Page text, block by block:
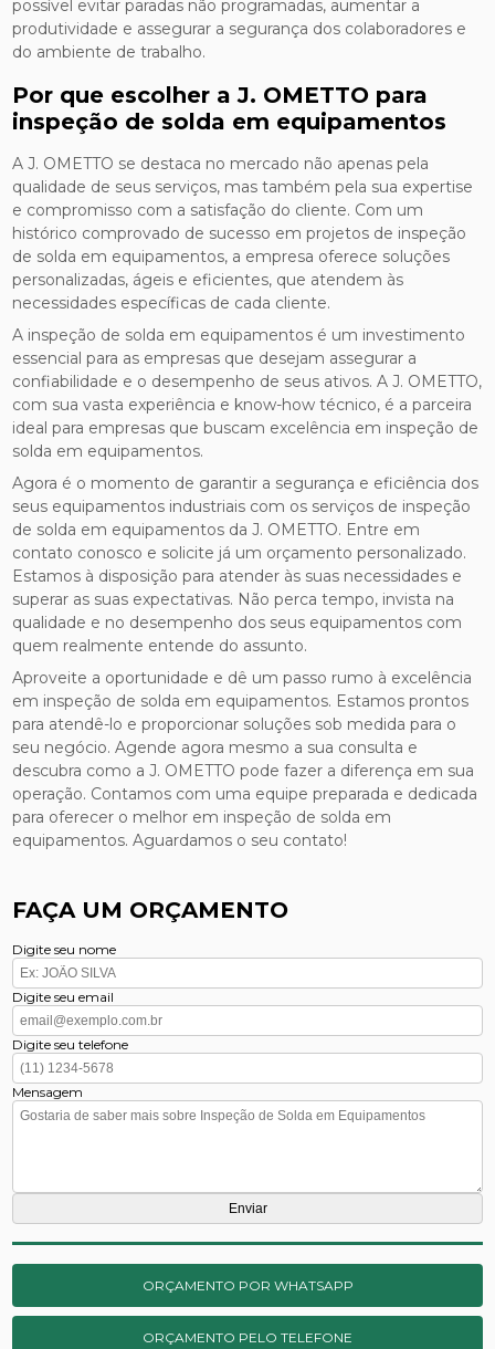
possível evitar paradas não programadas, aumentar a
produtividade e assegurar a segurança dos colaboradores e
do ambiente de trabalho.
Por que escolher a J. OMETTO para
inspeção de solda em equipamentos
A J. OMETTO se destaca no mercado não apenas pela
qualidade de seus serviços, mas também pela sua expertise
e compromisso com a satisfação do cliente. Com um
histórico comprovado de sucesso em projetos de inspeção
de solda em equipamentos, a empresa oferece soluções
personalizadas, ágeis e eficientes, que atendem às
necessidades específicas de cada cliente.
A inspeção de solda em equipamentos é um investimento
essencial para as empresas que desejam assegurar a
confiabilidade e o desempenho de seus ativos. A J. OMETTO,
com sua vasta experiência e know-how técnico, é a parceira
ideal para empresas que buscam excelência em inspeção de
solda em equipamentos.
Agora é o momento de garantir a segurança e eficiência dos
seus equipamentos industriais com os serviços de inspeção
de solda em equipamentos da J. OMETTO. Entre em
contato conosco e solicite já um orçamento personalizado.
Estamos à disposição para atender às suas necessidades e
superar as suas expectativas. Não perca tempo, invista na
qualidade e no desempenho dos seus equipamentos com
quem realmente entende do assunto.
Aproveite a oportunidade e dê um passo rumo à excelência
em inspeção de solda em equipamentos. Estamos prontos
para atendê-lo e proporcionar soluções sob medida para o
seu negócio. Agende agora mesmo a sua consulta e
descubra como a J. OMETTO pode fazer a diferença em sua
operação. Contamos com uma equipe preparada e dedicada
para oferecer o melhor em inspeção de solda em
equipamentos. Aguardamos o seu contato!
FAÇA UM ORÇAMENTO
Digite seu nome
Digite seu email
Digite seu telefone
Mensagem
ORÇAMENTO POR WHATSAPP
ORÇAMENTO PELO TELEFONE